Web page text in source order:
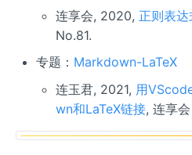
连享会, 2020, 正则表
No.81.
专题： Markdown-LaTeX
连玉君, 2021, 用
wn和LaTeX链接, 连享